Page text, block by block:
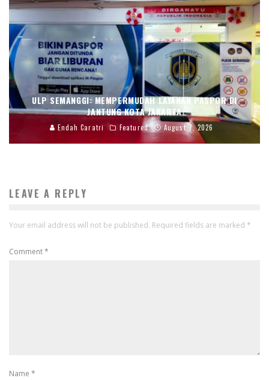
ULP SEMANGGI: MEMPERMUDAH LAYANAN PASPOR DI
JANTUNG KOTA JAKARTA
Endah Caratri Featured August 7, 2026
LEAVE A REPLY
Your email address will not be published. Required fields are marked *
Comment*
Name *